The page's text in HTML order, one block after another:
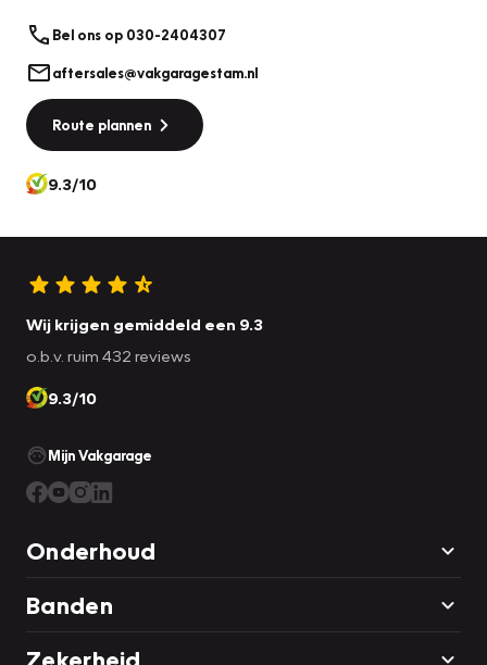
Bel ons op 030-2404307
aftersales@vakgaragestam.nl
Route plannen
9.3/10
Wij krijgen gemiddeld een 9.3
o.b.v. ruim 432 reviews
9.3/10
Mijn Vakgarage
Onderhoud
Banden
Zekerheid